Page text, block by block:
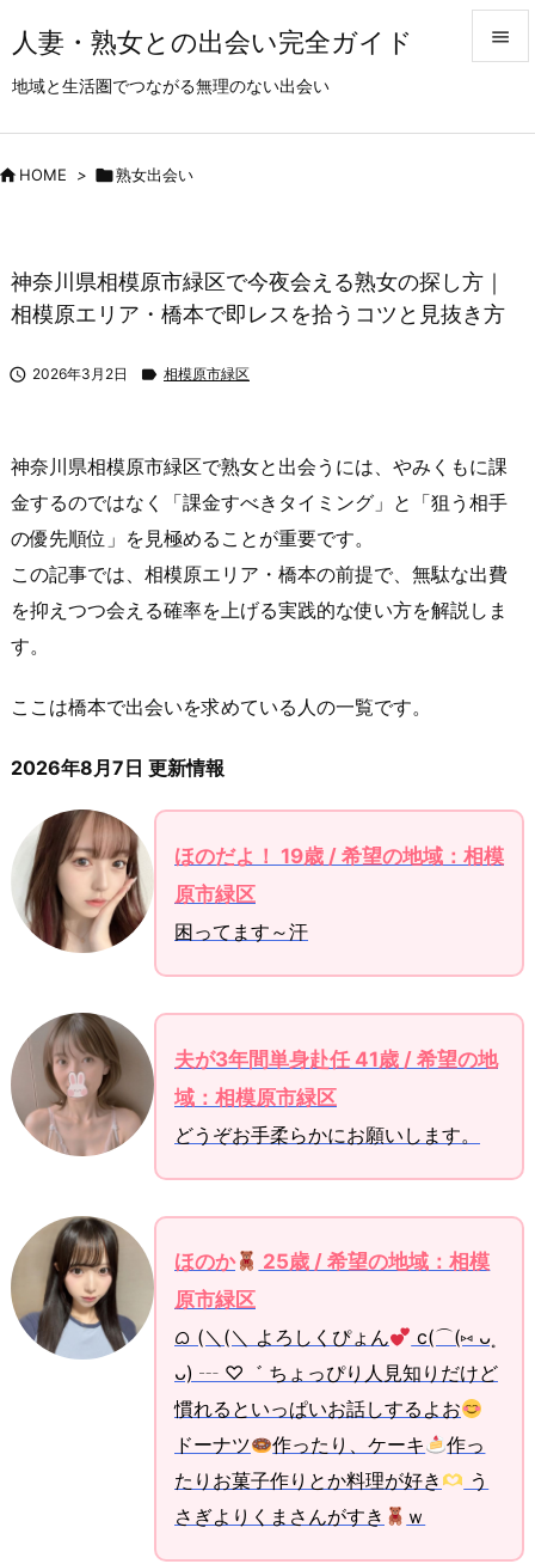
人妻・熟女との出会い完全ガイド
地域と生活圏でつながる無理のない出会い


次へ

HOME > 熟女出会い
神奈川県相模原市緑区で今夜会える熟女の探し方｜
相模原エリア・橋本で即レスを拾うコツと見抜き方
 2026年3月2日  相模原市緑区
神奈川県相模原市緑区で熟女と出会うには、やみくもに課
金するのではなく「課金すべきタイミング」と「狙う相手
の優先順位」を見極めることが重要です。
この記事では、相模原エリア・橋本の前提で、無駄な出費
を抑えつつ会える確率を上げる実践的な使い方を解説しま
す。
ここは橋本で出会いを求めている人の一覧です。
2026年8月7日 更新情報
ほのだよ！ 19歳 / 希望の地域：相模
原市緑区
困ってます～汗
夫が3年間単身赴任 41歳 / 希望の地
域：相模原市緑区
どうぞお手柔らかにお願いします。
ほのか
25歳 / 希望の地域：相模
原市緑区
ᜊ (＼(＼ よろしくぴょん
c(⌒(⑅ ᴗ˳
ᴗ) ┄ ♡゛ ちょっぴり人見知りだけど
慣れるといっぱいお話しするよお
ドーナツ
作ったり、ケーキ
作っ
たりお菓子作りとか料理が好き
う
さぎよりくまさんがすき
ｗ